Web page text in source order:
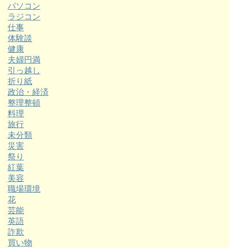
パソコン
ラジコン
仕事
体験談
健康
夫婦円満
引っ越し
折り紙
政治・経済
整理整頓
料理
旅行
未分類
災害
祭り
紅葉
美容
職場環境
花
芸能
英語
詐欺
買い物